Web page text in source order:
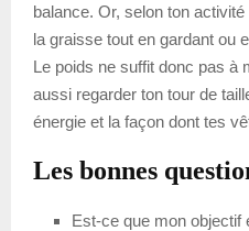
balance. Or, selon ton
la graisse tout en gardant ou
Le poids ne suffit donc pas à
aussi regarder ton tour de
énergie et la façon dont tes
Les bonnes
Est-ce que mon objectif